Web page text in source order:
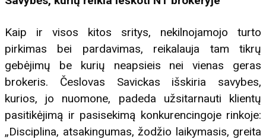
Kaip ir visos kitos sritys, nekilnojamojo turto
pirkimas bei pardavimas, reikalauja tam tikrų
gebėjimų be kurių neapsieis nei vienas geras
brokeris. Česlovas Savickas išskiria savybes,
kurios, jo nuomone, padeda užsitarnauti klientų
pasitikėjimą ir pasisekimą konkurencingoje rinkoje:
„Disciplina, atsakingumas, žodžio laikymasis, greita